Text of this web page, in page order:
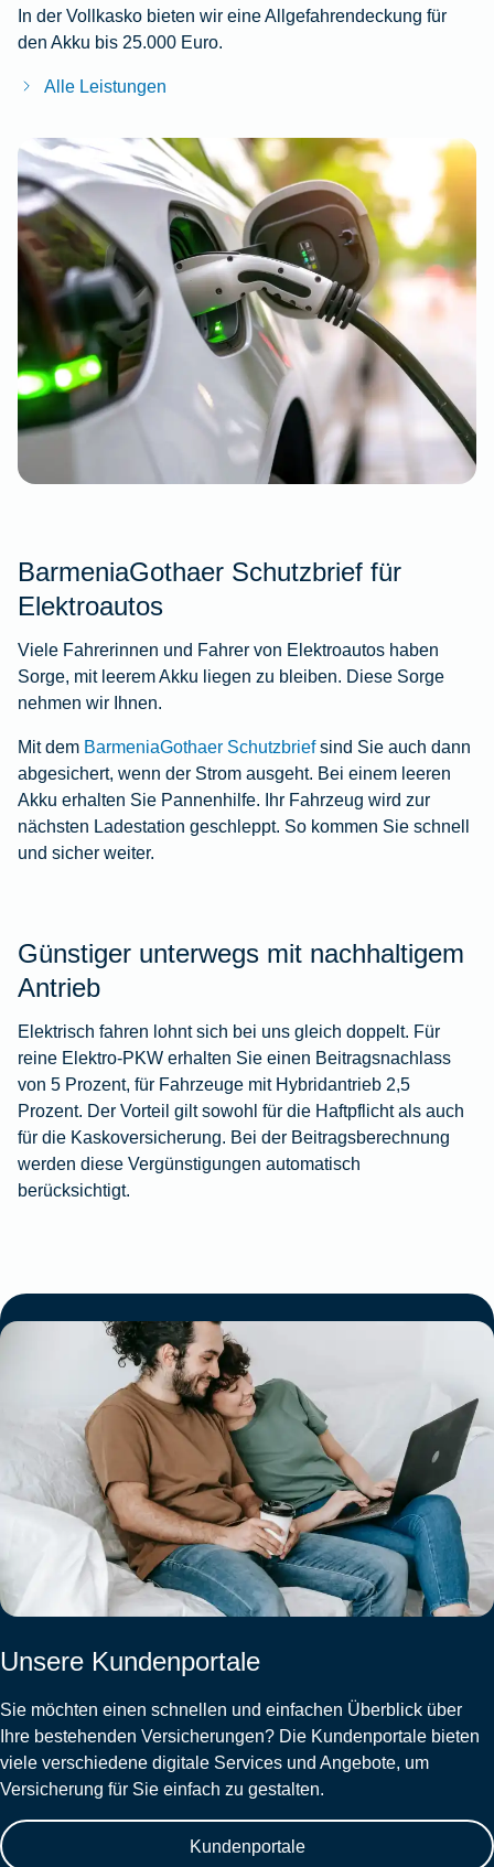
In der Vollkasko bieten wir eine Allgefahrendeckung für
den Akku bis 25.000 Euro.
Alle Leistungen
BarmeniaGothaer Schutzbrief für
Elektroautos
Viele Fahrerinnen und Fahrer von Elektroautos haben
Sorge, mit leerem Akku liegen zu bleiben. Diese Sorge
nehmen wir Ihnen.
Mit dem BarmeniaGothaer Schutzbriefsind Sie auch dann
abgesichert, wenn der Strom ausgeht. Bei einem leeren
Akku erhalten Sie Pannenhilfe. Ihr Fahrzeug wird zur
nächsten Ladestation geschleppt. So kommen Sie schnell
und sicher weiter.
Günstiger unterwegs mit nachhaltigem
Antrieb
Elektrisch fahren lohnt sich bei uns gleich doppelt. Für
reine Elektro‑PKW erhalten Sie einen Beitragsnachlass
von 5 Prozent, für Fahrzeuge mit Hybridantrieb 2,5
Prozent. Der Vorteil gilt sowohl für die Haftpflicht als auch
für die Kaskoversicherung. Bei der Beitragsberechnung
werden diese Vergünstigungen automatisch
berücksichtigt.
Unsere Kundenportale
Sie möchten einen schnellen und einfachen Überblick über
Ihre bestehenden Versicherungen? Die Kundenportale bieten
viele verschiedene digitale Services und Angebote, um
Versicherung für Sie einfach zu gestalten.
Kundenportale